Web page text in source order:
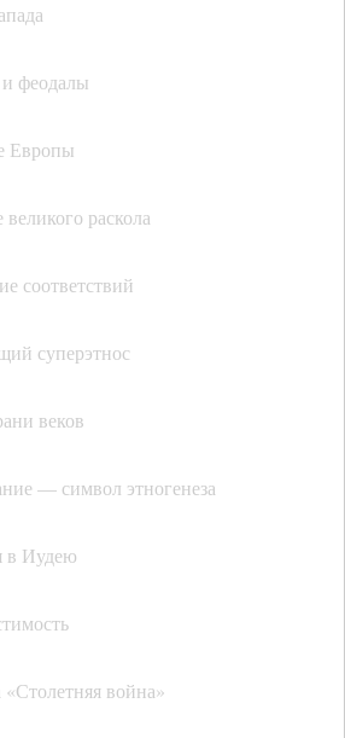
феодалы
Европы
раскола
соответствий
суперэтнос
веков
— символ этногенеза
в Иудею
война»